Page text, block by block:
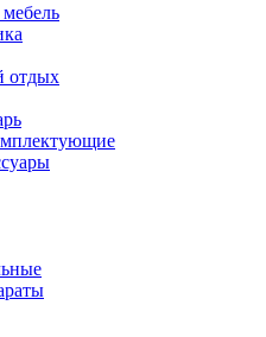
отдых